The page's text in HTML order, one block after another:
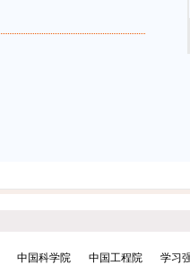
中国科学院 中国工程院 学习